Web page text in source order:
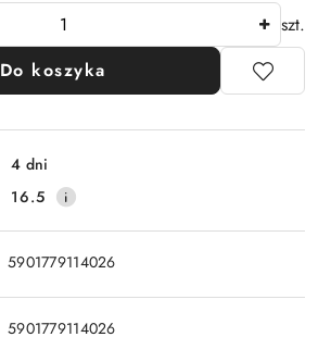
szt.
Do koszyka
4 dni
16.5
5901779114026
5901779114026